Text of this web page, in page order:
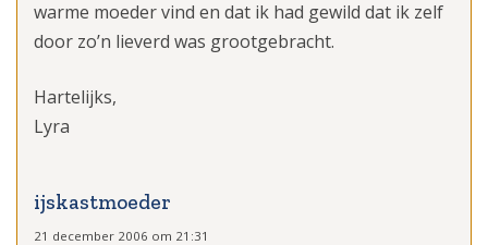
warme moeder vind en dat ik had gewild dat ik zelf
door zo’n lieverd was grootgebracht.
Hartelijks,
Lyra
ijskastmoeder
21 december 2006 om 21:31